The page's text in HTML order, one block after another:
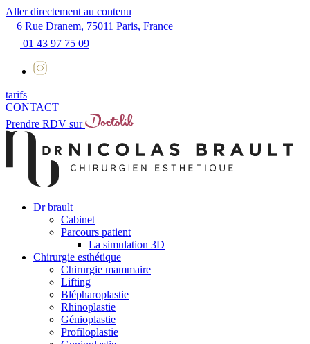
Aller directement au contenu
6 Rue Dranem, 75011 Paris, France
01 43 97 75 09
tarifs
CONTACT
Prendre RDV sur
Dr brault
Cabinet
Parcours patient
La simulation 3D
Chirurgie esthétique
Chirurgie mammaire
Lifting
Blépharoplastie
Rhinoplastie
Génioplastie
Profiloplastie